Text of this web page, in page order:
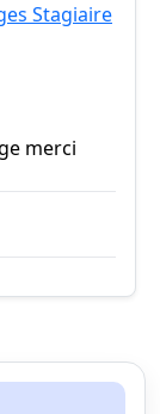
Stagiaire
merci